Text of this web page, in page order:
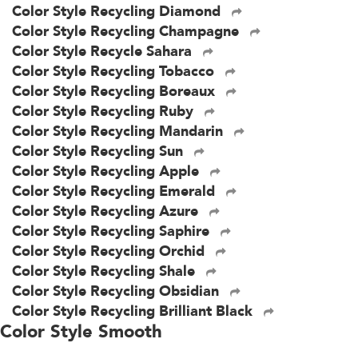
Color Style Recycling Diamond
Color Style Recycling Champagne
Color Style Recycle Sahara
Color Style Recycling Tobacco
Color Style Recycling Boreaux
Color Style Recycling Ruby
Color Style Recycling Mandarin
Color Style Recycling Sun
Color Style Recycling Apple
Color Style Recycling Emerald
Color Style Recycling Azure
Color Style Recycling Saphire
Color Style Recycling Orchid
Color Style Recycling Shale
Color Style Recycling Obsidian
Color Style Recycling Brilliant Black
Color Style Smooth